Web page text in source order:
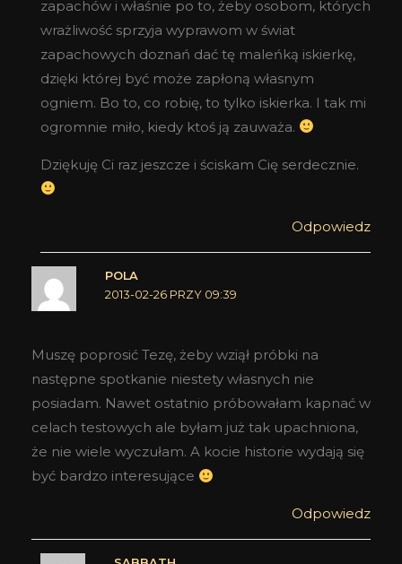
zapachów i właśnie po to, żeby osobom, których
wrażliwość sprzyja wyprawom w świat
zapachowych doznań dać tę maleńką iskierkę,
dzięki której być może zapłoną własnym
ogniem. Bo to, co robię, to tylko iskierka. I tak mi
ogromnie miło, kiedy ktoś ją zauważa.
Dziękuję Ci raz jeszcze i ściskam Cię serdecznie.
Odpowiedz
POLA
2013-02-26 PRZY 09:39
Muszę poprosić Tezę, żeby wziął próbki na
następne spotkanie niestety własnych nie
posiadam. Nawet ostatnio próbowałam kapnać w
celach testowych ale byłam już tak upachniona,
że nie wiele wyczułam. A kocie historie wydają się
być bardzo interesujące
Odpowiedz